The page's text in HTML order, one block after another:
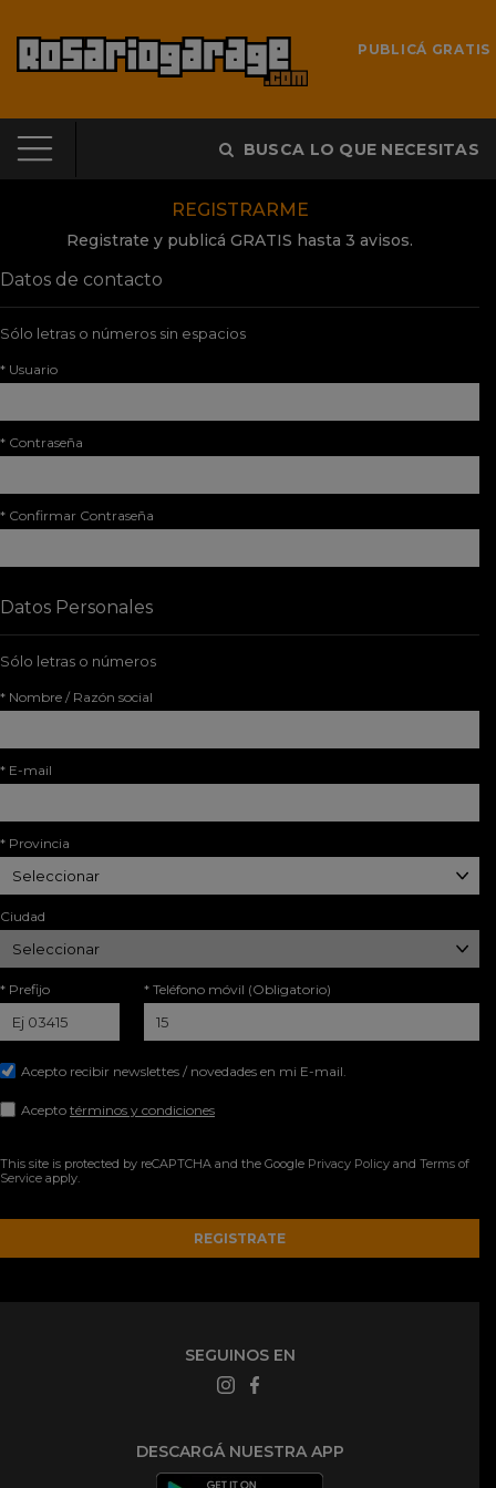
PUBLICÁ GRATIS
BUSCA LO QUE NECESITAS
REGISTRARME
Registrate y publicá GRATIS hasta 3 avisos.
Datos de contacto
Sólo letras o números sin espacios
* Usuario
* Contraseña
* Confirmar Contraseña
Datos Personales
Sólo letras o números
* Nombre / Razón social
* E-mail
* Provincia
Ciudad
* Prefijo * Teléfono móvil (Obligatorio)
Acepto recibir newslettes / novedades en mi E-mail.
Acepto términos y condiciones
This site is protected by reCAPTCHA and the Google Privacy Policy and Terms of
Service apply.
SEGUINOS EN
DESCARGÁ NUESTRA APP